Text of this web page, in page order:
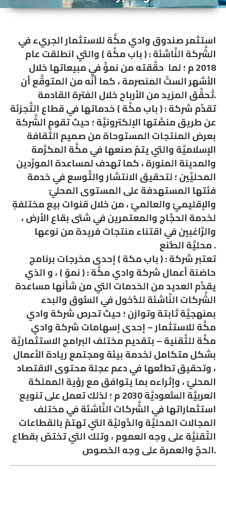
استثمر صندوق وادي مكَّة للاستثمار الجريء في
الشَّركة النَّاشئة : ( باب مكَّة ) والتي انطلقت عام
2018 م ؛ لما حقَّقته من نموٍّ في مبيعاتها خلال
الأشهر الستّ المنصرمة ، كما أنَّه من المتوقَّع أن
تُحقِّق المزيد من الأرباح خلال الفترة القادمة.
تقدِّم شركة : ( باب مكَّة ) خدماتها في قطاع التَّجزئة
عن طريق منصَّتها الإلكترونيَّة ؛ حيث تقوم الشَّركة
بعرض المنتجات المستوحاة من صميم الثَّقافة
الإسلاميَّة والتي يتمّ صنعها في مكَّة المكرَّمة
والمدينة المنورة ، كما تهدف لمساعدة المورِّدين
المحليِّين ؛ لتحقيق الانتشار والتَّوسع في خدمة
فئتها المستهدفة على المستوى المحليّ
والإقليميّ والعالميّ ، من خلال قنوات بيع مختلفةٍ
لخدمة الحجَّاج والمعتمرين في شتى بقاع الأرض ،
والرَّاغبين في اقتناء منتجات فريدة من نوعها
محليَّة الصُّنع .
تعتبر شركة : ( باب مكة ) إحدى مخرجات برنامج
حاضنة أعمال شركة وادي مكَّة : ( نموّ ) ، و الذي
يقدِّم العديد من الخدمات التي من شأنها مساعدة
الشَّركات النَّاشئة للدُّخول في السُّوق والبدء
بمنهجيَّة ثابتة وتوازن ؛ حيث تحرص شركة وادي
مكَّة للاستثمار – إحدى إسهامات شركة وادي
مكَّة للتَّقنية – بتقديم مختلف البرامج الاستثماريَّة
بشكل متكامل لخدمة بيئة ومجتمع ريادة الأعمال
، وتحقيق تطلُّعها في دعم عجلة محتوى الاقتصاد
المحليّ ، وإثراءه بما يتوافق مع رؤية المملكة
العربيَّة السُّعوديَّة 2030 م ؛ لذلك تعمل على تنويع
استثماراتها في الشَّركات النَّاشئة في مختلف
المجالات المحليَّة والدَّوليَّة التي تهتمّ بالقطاعات
التّقنيَّة على وجه العموم ، وتلك التي تختصّ بقطاع
الحجّ والعمرة على وجه الخصوص.